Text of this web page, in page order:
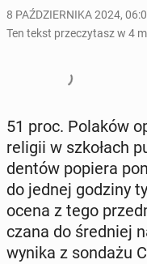
8 PAŹDZIERNIKA 2024,
Ten tekst przeczytasz w 4
51 proc. Polaków
religii w szko­łach
den­tów popiera
do jednej godziny
ocena z tego
cza­na do śred­niej
wynika z sondażu